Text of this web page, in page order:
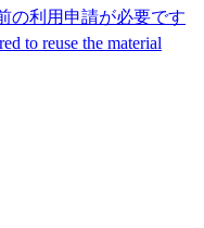
の利用申請が必要です
to reuse the material